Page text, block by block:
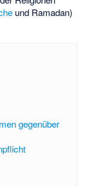
und Ramadan)
gegenüber